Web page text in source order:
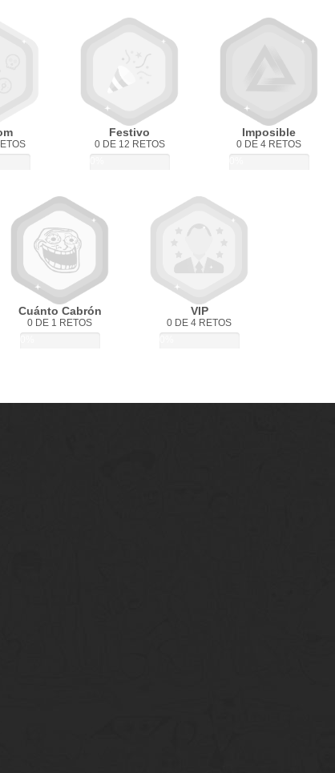
Festivo
0 DE 12 RETOS
Imposible
0 DE 4 RETOS
Cuánto Cabrón
0 DE 1 RETOS
VIP
0 DE 4 RETOS